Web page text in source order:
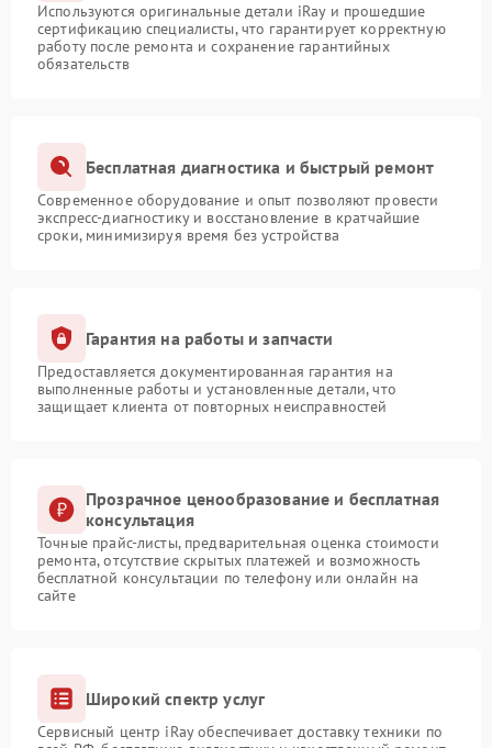
Используются оригинальные детали iRay и прошедшие
сертификацию специалисты, что гарантирует корректную
работу после ремонта и сохранение гарантийных
обязательств
Бесплатная диагностика и быстрый ремонт
Современное оборудование и опыт позволяют провести
экспресс-диагностику и восстановление в кратчайшие
сроки, минимизируя время без устройства
Гарантия на работы и запчасти
Предоставляется документированная гарантия на
выполненные работы и установленные детали, что
защищает клиента от повторных неисправностей
Прозрачное ценообразование и бесплатная
консультация
Точные прайс-листы, предварительная оценка стоимости
ремонта, отсутствие скрытых платежей и возможность
бесплатной консультации по телефону или онлайн на
сайте
Широкий спектр услуг
Сервисный центр iRay обеспечивает доставку техники по